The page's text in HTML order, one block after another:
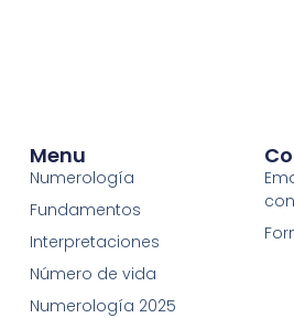
Menu
Numerología
Fundamentos
Interpretaciones
Número de vida
Numerología 2025